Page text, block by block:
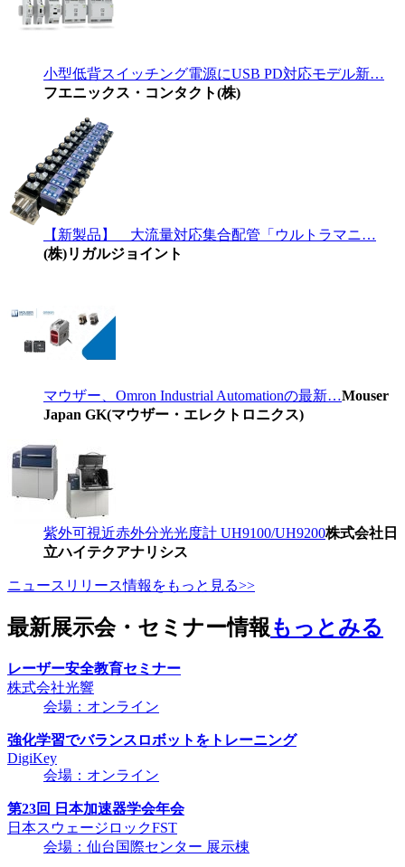
小型低背スイッチング電源にUSB PD対応モデル新…
フエニックス・コンタクト(株)
【新製品】 大流量対応集合配管「ウルトラマニ…
(株)リガルジョイント
マウザー、Omron Industrial Automationの最新…Mouser
Japan GK(マウザー・エレクトロニクス)
紫外可視近赤外分光光度計 UH9100/UH9200株式会社日
立ハイテクアナリシス
ニュースリリース情報をもっと見る>>
最新展示会・セミナー情報もっとみる
レーザー安全教育セミナー
株式会社光響
会場：オンライン
強化学習でバランスロボットをトレーニング
DigiKey
会場：オンライン
第23回 日本加速器学会年会
日本スウェージロックFST
会場：仙台国際センター 展示棟